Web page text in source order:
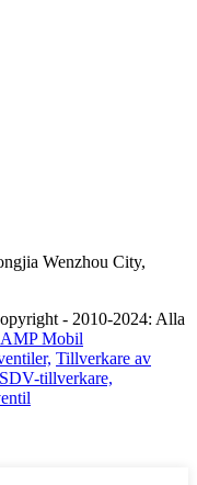
Wenzhou City,
- 2010-2024: Alla
AMP Mobil
Tillverkare av
tillverkare,